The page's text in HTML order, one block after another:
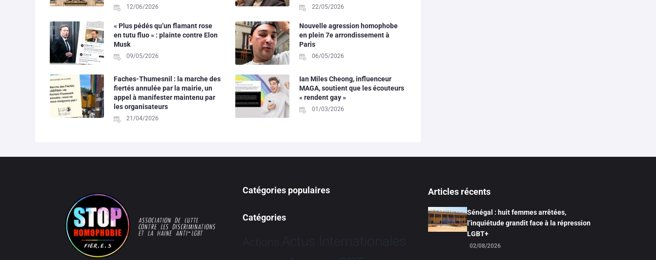
12/06/2026 22/05/2026
« Plus pédés qu’un flamant rose
en tutu fluo » : plainte contre Elon
Musk
09/05/2026
Nouvelle agression homophobe
en plein 7e arrondissement à
Paris
06/05/2026
Faches-Thumesnil : la marche des
fiertés annulée par la mairie, un
appel à manifester maintenu par
les organisateurs
21/04/2026
Ian Miles Cheong, influenceur
MAGA, soutient que les écouteurs
« rendent gay »
01/03/2026
Catégories populaires
Catégories
Actions Actus Internationales
Articles récents
Sénégal : huit femmes arrêtées,
l’inquiétude grandit face à la répression
LGBT+
02/08/2026